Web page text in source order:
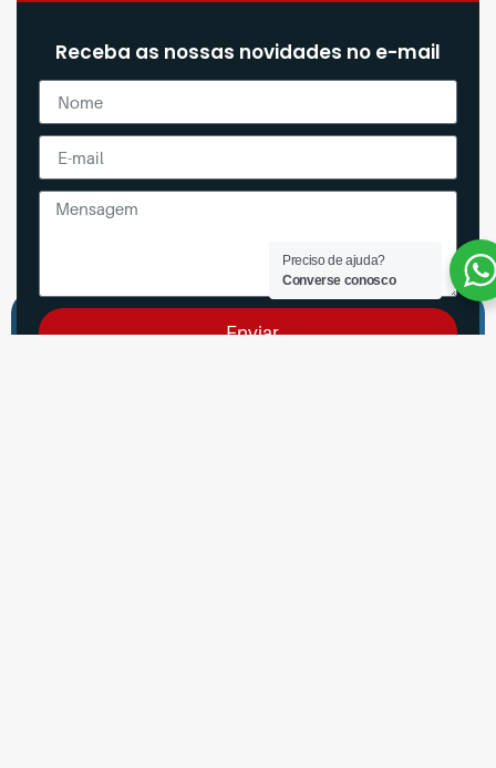
Receba as nossas novidades no e-mail
Enviar
Preciso de ajuda?
Converse conosco